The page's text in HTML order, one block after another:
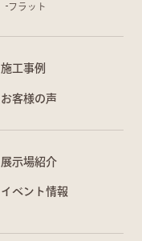
フラット
施工事例
お客様の声
展示場紹介
イベント情報